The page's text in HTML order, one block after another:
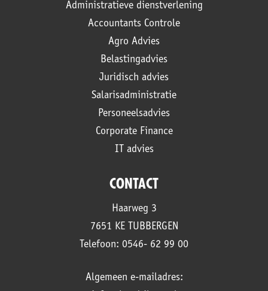
Administratieve dienstverlening
Accountants Controle
Agro Advies
Belastingadvies
Juridisch advies
Salarisadministratie
Personeelsadvies
Corporate Finance
IT advies
CONTACT
Haarweg 3
7651 KE TUBBERGEN
Telefoon: 0546- 62 99 00
Algemeen e-mailadres: